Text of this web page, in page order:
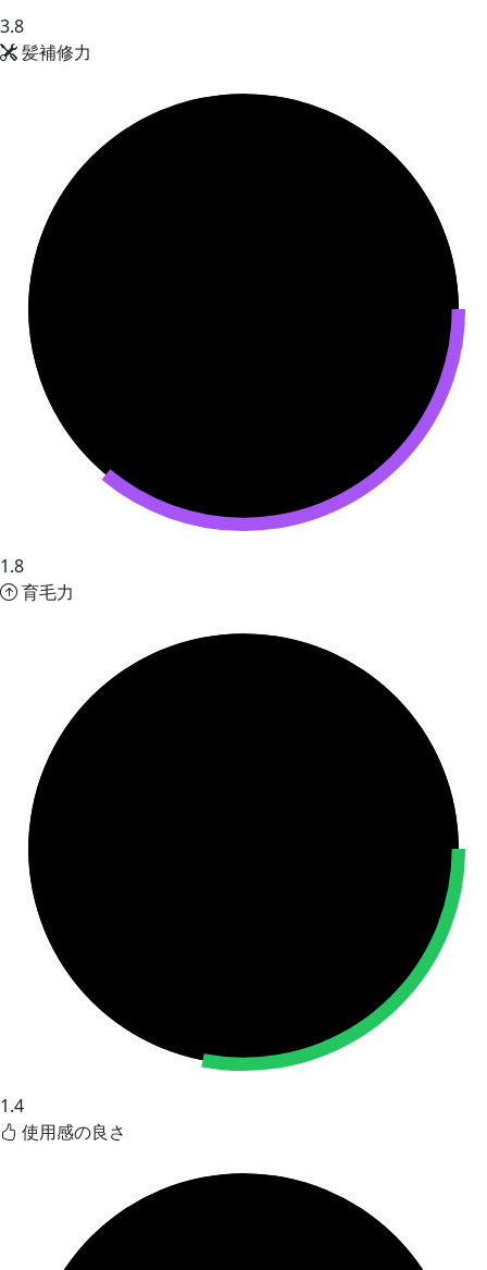
3.8
髪補修力
1.8
育毛力
1.4
使用感の良さ